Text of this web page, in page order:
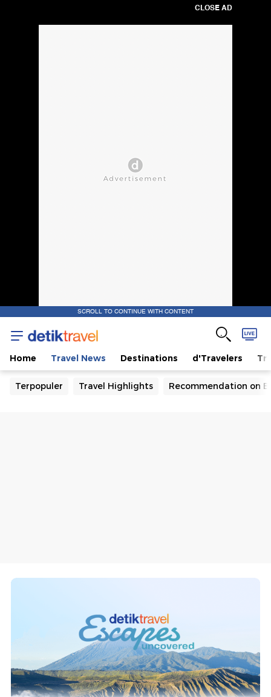
CLOSE AD
SCROLL TO CONTINUE WITH CONTENT
Home Travel News Destinations d'Travelers
Terpopuler Travel Highlights Recommendation on